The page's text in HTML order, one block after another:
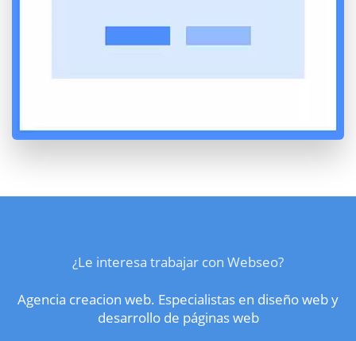
¿Le interesa trabajar con Webseo?
Agencia creacion web. Especialistas en diseño web y
desarrollo de páginas web